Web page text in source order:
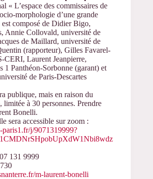
« L’espace des commissaires de
morphologie d’une grande
composé de Didier Bigo,
Annie Collovald, université de
de Maillard, université de
(rapporteur), Gilles Favarel-
CERI, Laurent Jeanpierre,
1 Panthéon-Sorbonne (garant) et
de Paris-Descartes
publique, mais en raison du
limitée à 30 personnes. Prendre
Bonelli.
sera accessible sur zoom :
j/9071319999?
131 9999
m-laurent-bonelli